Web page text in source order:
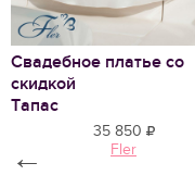
Свадебное платье со
скидкой
Тапас
35 850
Fler
←